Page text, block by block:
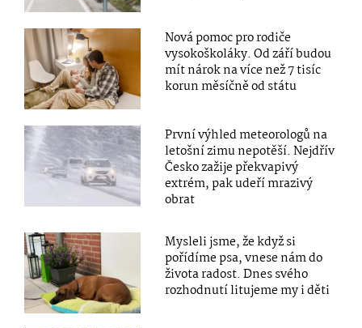
Nová pomoc pro rodiče
vysokoškoláky. Od září budou
mít nárok na více než 7 tisíc
korun měsíčně od státu
První výhled meteorologů na
letošní zimu nepotěší. Nejdřív
Česko zažije překvapivý
extrém, pak udeří mrazivý
obrat
Mysleli jsme, že když si
pořídíme psa, vnese nám do
života radost. Dnes svého
rozhodnutí litujeme my i děti